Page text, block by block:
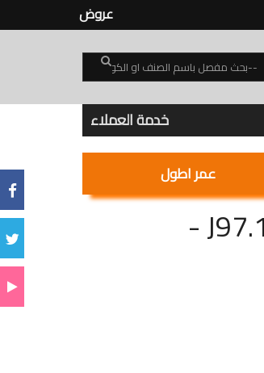
عروض
خدمة العملاء
عمر اطول
مفتاح فندق لطلب النظافة فلات -اسود J97.1LH -